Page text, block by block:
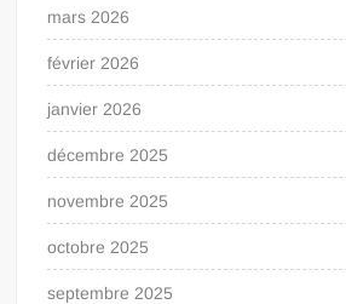
mars 2026
février 2026
janvier 2026
décembre 2025
novembre 2025
octobre 2025
septembre 2025